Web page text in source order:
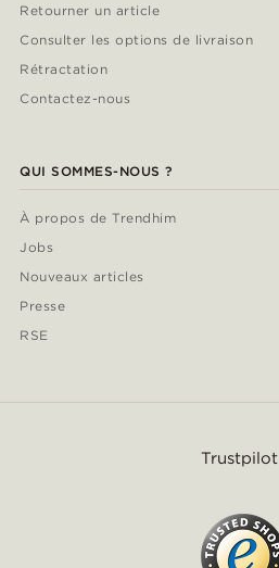
Retourner un article
Consulter les options de livraison
Rétractation
Contactez-nous
QUI SOMMES-NOUS ?
À propos de Trendhim
Jobs
Nouveaux articles
Presse
RSE
Trustpilot